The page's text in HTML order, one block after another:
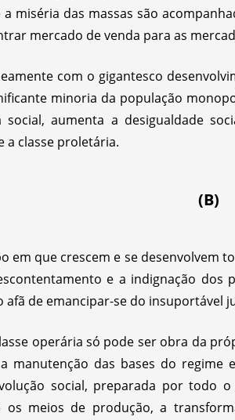
miséria das massas são
mercado de venda para as
com o gigantesco
minoria da população
social, aumenta a desigualdade
a classe proletária.
(B)
em que crescem e se desenvolvem
e a indignação
afã de emancipar-se do insuportável
operária só pode ser obra da
manutenção das bases do regime
social, preparada por todo
os meios de produção, a